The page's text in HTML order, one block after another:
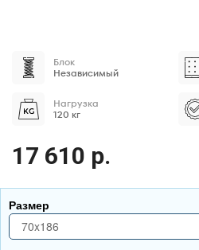
Блок
Независимый
Нагрузка
120 кг
17 610 р.
Размер
70x186